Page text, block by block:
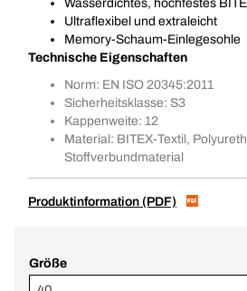
Wasserdichtes, hochfestes
Ultraflexibel und extraleicht
Memory-Schaum-Einlegesohle
Technische Eigenschaften
Norm: EN ISO 20345:2011
Sicherheitsklasse: S3
Kappenweite: 12
Material: BITEX-Textil,
Stoffverbundmaterial
Produktinformation (PDF)
Größe